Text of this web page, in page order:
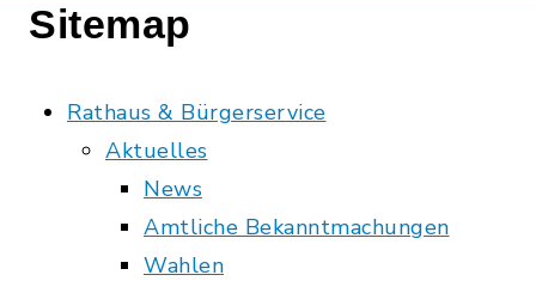
Sitemap
Rathaus & Bürgerservice
Aktuelles
News
Amtliche Bekanntmachungen
Wahlen